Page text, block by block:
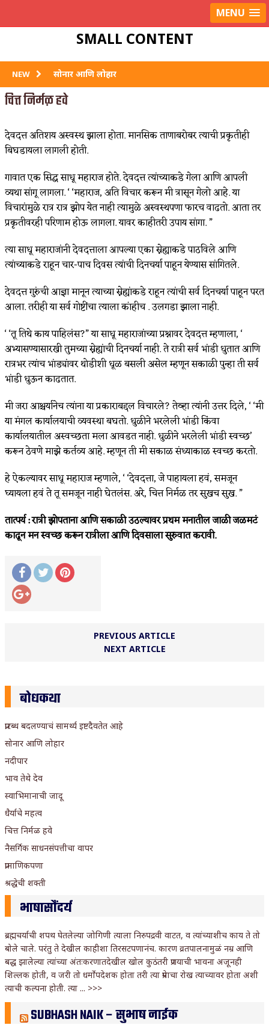
Password
Remember Me
Lost Password
MENU
SMALL CONTENT
NEW सोनार आणि लोहार
नदीपार
स्वाभिमानाची जादू
प्रारब्ध बदलण्याचं सामर्थ्य इष्टदैवतेत आहे
चित्त निर्मळ हवे
देवदत्त अतिशय अस्वस्थ झाला होता. मानसिक ताणाबरोबर त्याची प्रकृतीही
बिघडायला लागली होती.
गावात एक सिद्ध साधू महाराज होते. देवदत्त त्यांच्याकडे गेला आणि आपली
व्यथा सांगू लागला. ‘ ‘महाराज, अति विचार करून मी त्रासून गेलो आहे. या
विचारांमुळे रात्र रात्र झोप येत नाही त्यामुळे अस्वस्थपणा फारच वाढतो. आता तर
प्रकृतीवरही परिणाम होऊ लागला. यावर काहीतरी उपाय सांगा. ”
त्या साधू महाराजांनी देवदत्ताला आपल्या एका स्नेह्याकडे पाठविले आणि
त्यांच्याकडे राहून चार-पाच दिवस त्यांची दिनचर्या पाहून येण्यास सांगितले.
देवदत्त गुरुंची आज्ञा मानून त्याच्या स्नेह्यांकडे राहून त्यांची सर्व दिनचर्या पाहून परत
आला. तरीही या सर्व गोष्टींचा त्याला कांहीच . उलगडा झाला नाही.
‘ ‘तू तिथे काय पाहिलंस?” या साधू महाराजांच्या प्रश्नावर देवदत्त म्हणाला, ‘
अभ्यासण्यासारखी तुमच्या स्नेह्यांची दिनचर्या नाही. ते रात्री सर्व भांडी धुतात आणि
रात्रभर त्यांच भांड्यांवर थोडीशी धूळ बसली असेल म्हणून सकाळी पुन्हा ती सर्व
भांडी धुऊन काढतात.
मी जरा आश्चर्यानेच त्यांना या प्रकाराबद्दल विचारले? तेव्हा त्यांनी उत्तर दिले, ‘ ‘मी
या मंगल कार्यालयाची व्यवस्था बघतो. धुळीने भरलेली भांडी किंवा
कार्यालयातील अस्वच्छता मला आवडत नाही. धुळीने भरलेली भांडी स्वच्छ’
करून ठेवणे माझे कर्तव्य आहे. म्हणून ती मी सकाळ संध्याकाळ स्वच्छ करतो.
हे ऐकल्यावर साधू महाराज म्हणाले, ‘ ‘देवदत्ता, जे पाहायला हवं, समजून
घ्यायला हवं ते तू समजून नाही घेतलंस. अरे, चित्त निर्मळ तर सुखच सुख. ”
तात्पर्य : रात्री झोपताना आणि सकाळी उठल्यावर प्रथम मनातील जाळी जळमटं
काढून मन स्वच्छ करून रात्रीला आणि दिवसाला सुरुवात करावी.
PREVIOUS ARTICLE
NEXT ARTICLE
बोधकथा
प्रारब्ध बदलण्याचं सामर्थ्य इष्टदैवतेत आहे
सोनार आणि लोहार
नदीपार
भाव तेथे देव
स्वाभिमानाची जादू
धैर्याचे महत्व
चित्त निर्मळ हवे
नैसर्गिक साधनसंपत्तीचा वापर
प्रामाणिकपणा
श्रद्धेची शक्ती
भाषासौंदर्य
ब्रह्मचर्याची शपथ घेतलेल्या जोगिणी त्याला निरुपद्रवी वाटत, व त्यांच्याशीच काय ते तो
बोले चाले. परंतु ते देखील काहीशा तिरसटपणानंच. कारण व्रतपालनामुळं नम्र आणि
बद्ध झालेल्या त्यांच्या अंतःकरणातदेखील खोल कुठंतरी प्रणयाची भावना अजूनही
शिल्लक होती, व जरी तो धर्मोपदेशक होता तरी त्या प्रेमाचा रोख त्याच्यावर होता अशी
त्याची कल्पना होती. त्या ... >>>
SUBHASH NAIK – सुभाष नाईक